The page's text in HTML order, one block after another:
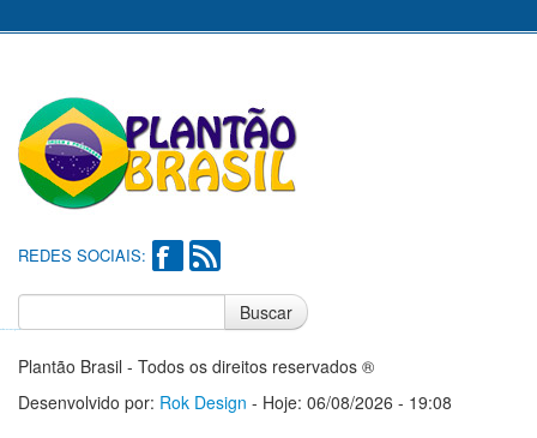
REDES SOCIAIS:
Buscar
Plantão Brasil - Todos os direitos reservados ®
Desenvolvido por: Rok Design - Hoje: 06/08/2026 - 19:08